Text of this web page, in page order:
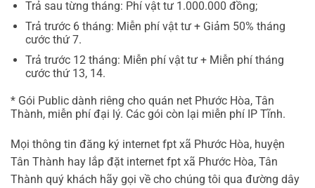
Trả sau từng tháng: Phí vật tư 1.000.000 đồng;
Trả trước 6 tháng: Miễn phí vật tư + Giảm 50% tháng
cước thứ 7.
Trả trước 12 tháng: Miễn phí vật tư + Miễn phí tháng
cước thứ 13, 14.
* Gói Public dành riêng cho quán net Phước Hòa, Tân
Thành, miễn phí đại lý. Các gói còn lại miễn phí IP Tĩnh.
Mọi thông tin đăng ký internet fpt xã Phước Hòa, huyện
Tân Thành hay lắp đặt internet fpt xã Phước Hòa, Tân
Thành quý khách hãy gọi về cho chúng tôi qua đường dây